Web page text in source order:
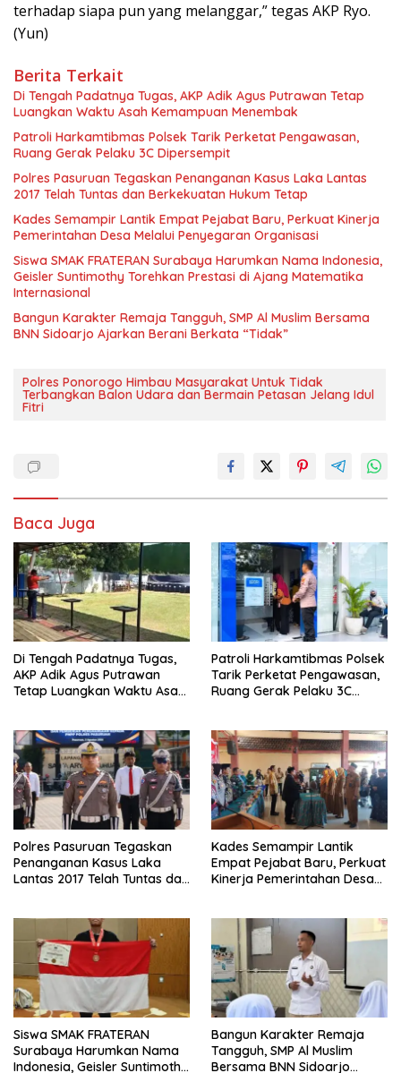
terhadap siapa pun yang melanggar,” tegas AKP Ryo.
(Yun)
Berita Terkait
Di Tengah Padatnya Tugas, AKP Adik Agus Putrawan Tetap
Luangkan Waktu Asah Kemampuan Menembak
Patroli Harkamtibmas Polsek Tarik Perketat Pengawasan,
Ruang Gerak Pelaku 3C Dipersempit
Polres Pasuruan Tegaskan Penanganan Kasus Laka Lantas
2017 Telah Tuntas dan Berkekuatan Hukum Tetap
Kades Semampir Lantik Empat Pejabat Baru, Perkuat Kinerja
Pemerintahan Desa Melalui Penyegaran Organisasi
Siswa SMAK FRATERAN Surabaya Harumkan Nama Indonesia,
Geisler Suntimothy Torehkan Prestasi di Ajang Matematika
Internasional
Bangun Karakter Remaja Tangguh, SMP Al Muslim Bersama
BNN Sidoarjo Ajarkan Berani Berkata “Tidak”
Polres Ponorogo Himbau Masyarakat Untuk Tidak
Terbangkan Balon Udara dan Bermain Petasan Jelang Idul
Fitri
Baca Juga
Di Tengah Padatnya Tugas,
AKP Adik Agus Putrawan
Tetap Luangkan Waktu Asah
Patroli Harkamtibmas Polsek
Tarik Perketat Pengawasan,
Ruang Gerak Pelaku 3C
Polres Pasuruan Tegaskan
Penanganan Kasus Laka
Lantas 2017 Telah Tuntas dan
Kades Semampir Lantik
Empat Pejabat Baru, Perkuat
Kinerja Pemerintahan Desa
Siswa SMAK FRATERAN
Surabaya Harumkan Nama
Indonesia, Geisler Suntimothy
Bangun Karakter Remaja
Tangguh, SMP Al Muslim
Bersama BNN Sidoarjo